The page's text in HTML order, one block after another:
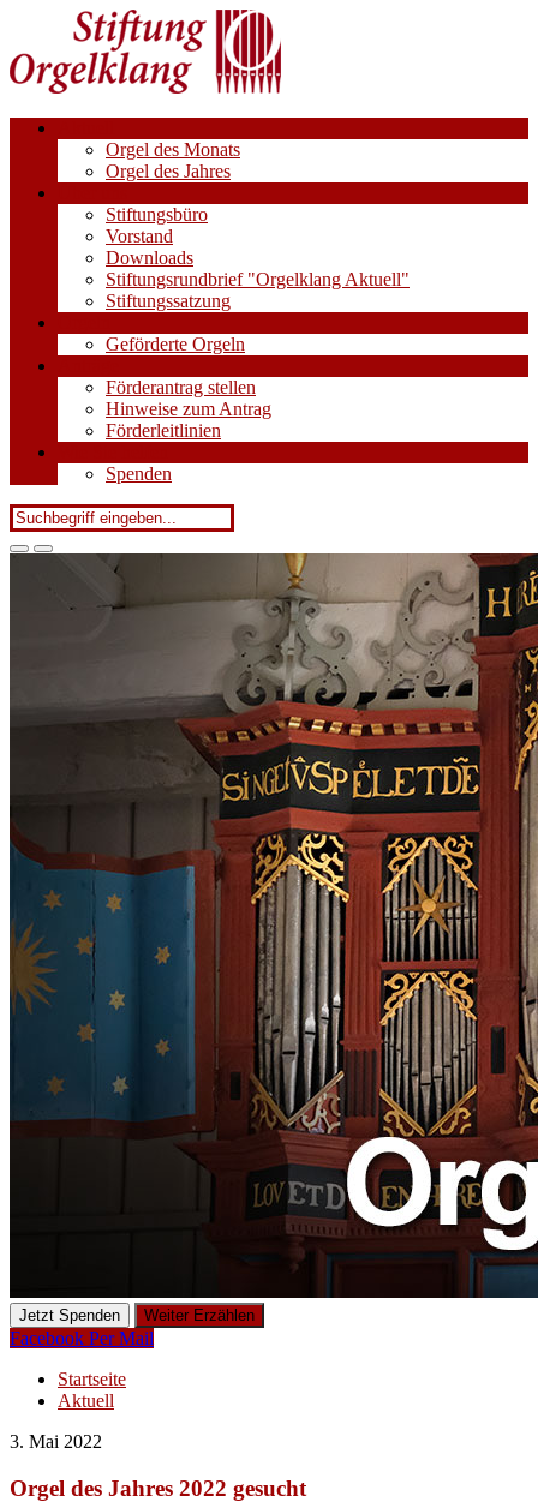
Orgel des Monats
Orgel des Jahres
Stiftungsbüro
Vorstand
Downloads
Stiftungsrundbrief "Orgelklang Aktuell"
Stiftungssatzung
Geförderte Orgeln
Förderantrag stellen
Hinweise zum Antrag
Förderleitlinien
Spenden
Jetzt Spenden Weiter Erzählen
Facebook Per Mail
Startseite
Aktuell
3. Mai 2022
Orgel des Jahres 2022 gesucht